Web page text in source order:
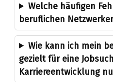
Welche häufigen
beruflichen
Wie kann ich mein
gezielt für eine
Karriereentwicklung